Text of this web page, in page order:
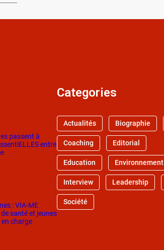
passent à
entre
: VIA-ME
santé et jeunes
charge
Categories
Actualités Biographie
Coaching Editorial
Education Environnement
Interview Leadership
Société